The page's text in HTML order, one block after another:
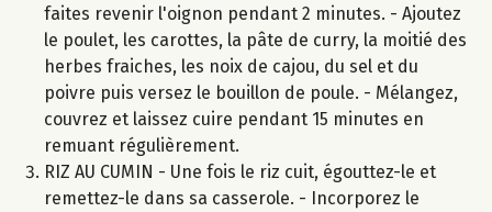
faites revenir l'oignon pendant 2 minutes. - Ajoutez
le poulet, les carottes, la pâte de curry, la moitié des
herbes fraiches, les noix de cajou, du sel et du
poivre puis versez le bouillon de poule. - Mélangez,
couvrez et laissez cuire pendant 15 minutes en
remuant régulièrement.
RIZ AU CUMIN - Une fois le riz cuit, égouttez-le et
remettez-le dans sa casserole. - Incorporez le